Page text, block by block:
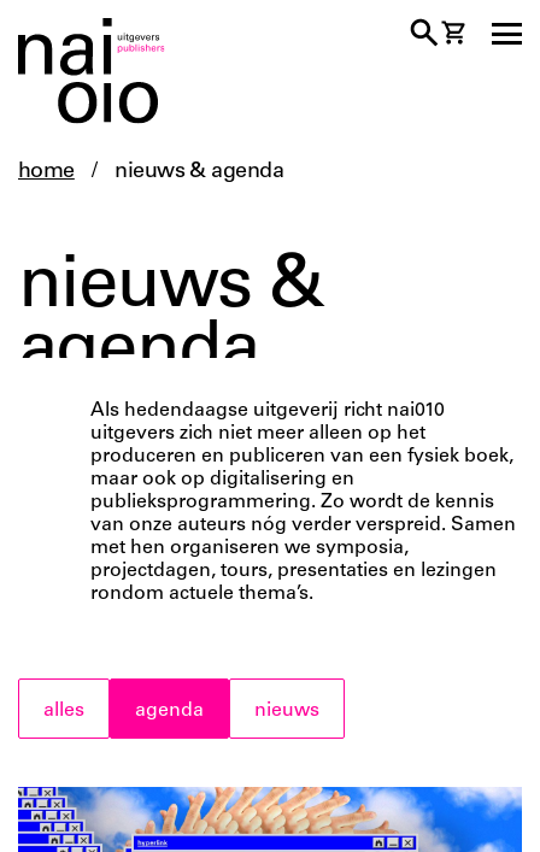
home / nieuws & agenda
nieuws &
agenda
Als hedendaagse uitgeverij richt nai010
uitgevers zich niet meer alleen op het
produceren en publiceren van een fysiek boek,
maar ook op digitalisering en
publieksprogrammering. Zo wordt de kennis
van onze auteurs nóg verder verspreid. Samen
met hen organiseren we symposia,
projectdagen, tours, presentaties en lezingen
rondom actuele thema’s.
alles agenda nieuws